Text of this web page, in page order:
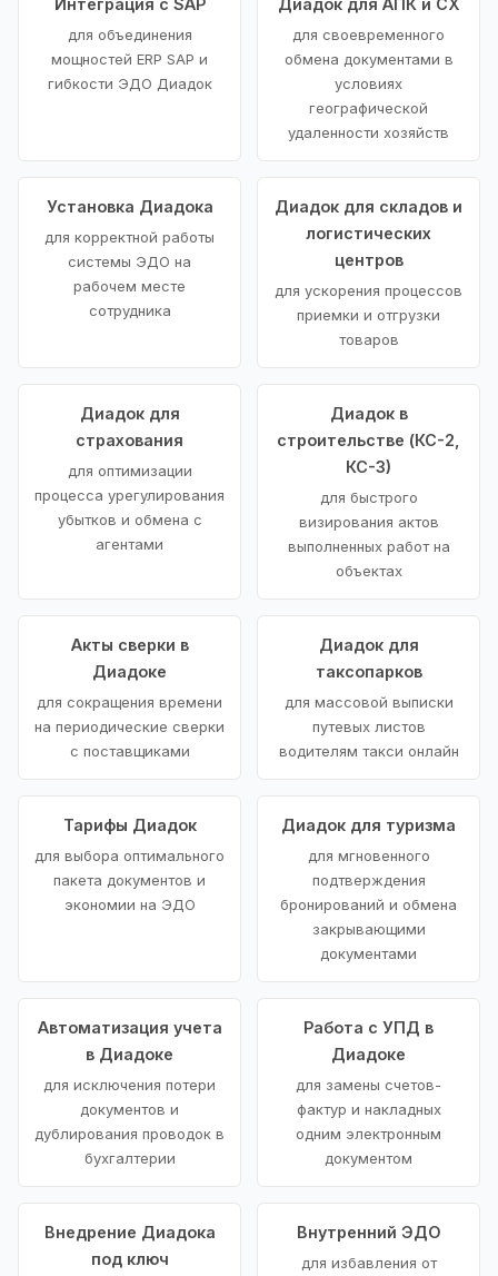
Интеграция с SAP
для объединения
мощностей ERP SAP и
гибкости ЭДО Диадок
Диадок для АПК и СХ
для своевременного
обмена документами в
условиях
географической
удаленности хозяйств
Установка Диадока
для корректной работы
системы ЭДО на
рабочем месте
сотрудника
Диадок для складов и
логистических
центров
для ускорения процессов
приемки и отгрузки
товаров
Диадок для
страхования
для оптимизации
процесса урегулирования
убытков и обмена с
агентами
Диадок в
строительстве (КС-2,
КС-3)
для быстрого
визирования актов
выполненных работ на
объектах
Акты сверки в
Диадоке
для сокращения времени
на периодические сверки
с поставщиками
Диадок для
таксопарков
для массовой выписки
путевых листов
водителям такси онлайн
Тарифы Диадок
для выбора оптимального
пакета документов и
экономии на ЭДО
Диадок для туризма
для мгновенного
подтверждения
бронирований и обмена
закрывающими
документами
Автоматизация учета
в Диадоке
для исключения потери
документов и
дублирования проводок в
бухгалтерии
Работа с УПД в
Диадоке
для замены счетов-
фактур и накладных
одним электронным
документом
Внедрение Диадока
под ключ
Внутренний ЭДО
для избавления от